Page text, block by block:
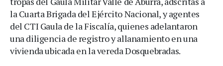
la Cuarta Brigada del Ejército Nacional, y agentes
del CTI Gaula de la Fiscalía, quienes adelantaron
una diligencia de registro y allanamiento en una
vivienda ubicada en la vereda Dosquebradas.